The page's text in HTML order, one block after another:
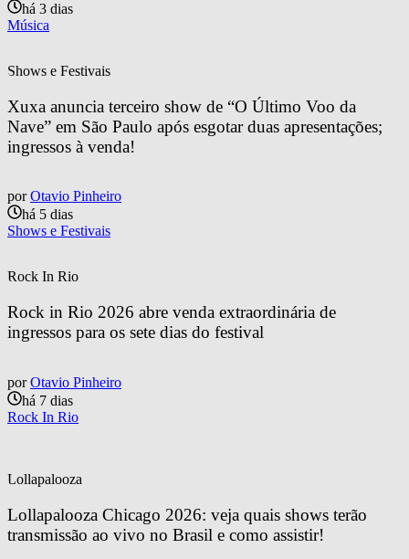
há 3 dias
Música
Shows e Festivais
Xuxa anuncia terceiro show de “O Último Voo da
Nave” em São Paulo após esgotar duas apresentações;
ingressos à venda!
por Otavio Pinheiro
há 5 dias
Shows e Festivais
Rock In Rio
Rock in Rio 2026 abre venda extraordinária de
ingressos para os sete dias do festival
por Otavio Pinheiro
há 7 dias
Rock In Rio
Lollapalooza
Lollapalooza Chicago 2026: veja quais shows terão
transmissão ao vivo no Brasil e como assistir!